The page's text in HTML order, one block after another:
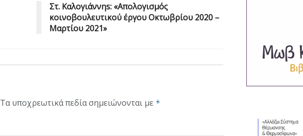
Στ. Καλογιάννηs: «Απολογισμός
κοινοβουλευτικού έργου Οκτωβρίου 2020 –
Μαρτίου 2021»
Τα υποχρεωτικά πεδία σημειώνονται με *